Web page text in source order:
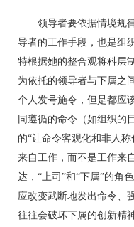
领导者要依据情境规律
导者的工作手段，也是组
特根据她的整合观将科层
为依托的领导者与下属之
个人发号施令，但是都应
同遵循的命令（如组织的
的“让命令客观化和非人
来自工作，而不是工作来
达，“上司”和“下属”的角
应改变武断地发出命令、
往往会破坏下属的创新精